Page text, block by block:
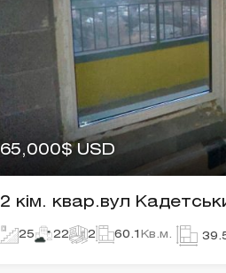
65,000$ USD
2 кім. квар.вул
25 22 2 60.1 Кв.м.